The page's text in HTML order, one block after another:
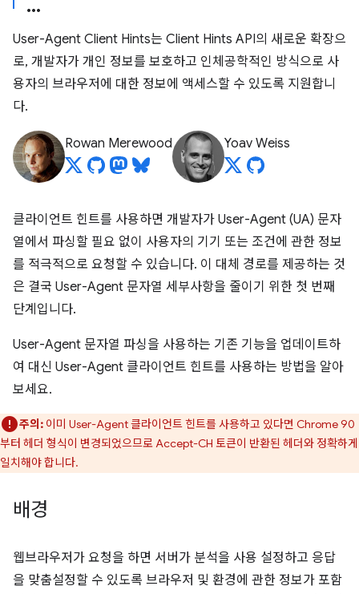
User-Agent Client Hints는 Client Hints API의 새로운 확장으
로, 개발자가 개인 정보를 보호하고 인체공학적인 방식으로 사
용자의 브라우저에 대한 정보에 액세스할 수 있도록 지원합니
다.
Rowan Merewood Yoav Weiss
클라이언트 힌트를 사용하면 개발자가 User-Agent (UA) 문자
열에서 파싱할 필요 없이 사용자의 기기 또는 조건에 관한 정보
를 적극적으로 요청할 수 있습니다. 이 대체 경로를 제공하는 것
은 결국 User-Agent 문자열 세부사항을 줄이기 위한 첫 번째
단계입니다.
User-Agent 문자열 파싱을 사용하는 기존 기능을 업데이트하
여 대신 User-Agent 클라이언트 힌트를 사용하는 방법을 알아
보세요.
주의: 이미 User-Agent 클라이언트 힌트를 사용하고 있다면 Chrome 90
부터 헤더 형식이 변경되었으므로 Accept-CH 토큰이 반환된 헤더와 정확하게
일치해야 합니다.
배경
웹브라우저가 요청을 하면 서버가 분석을 사용 설정하고 응답
을 맞춤설정할 수 있도록 브라우저 및 환경에 관한 정보가 포함